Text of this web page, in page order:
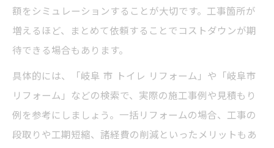
額をシミュレーションすることが大切です。工事箇所が
増えるほど、まとめて依頼することでコストダウンが期
待できる場合もあります。
具体的には、「岐阜 市 トイレ リフォーム」や「岐阜市
リフォーム」などの検索で、実際の施工事例や見積もり
例を参考にしましょう。一括リフォームの場合、工事の
段取りや工期短縮、諸経費の削減といったメリットもあ